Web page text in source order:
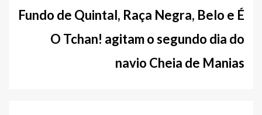
Fundo de Quintal, Raça Negra, Belo e É
O Tchan! agitam o segundo dia do
navio Cheia de Manias